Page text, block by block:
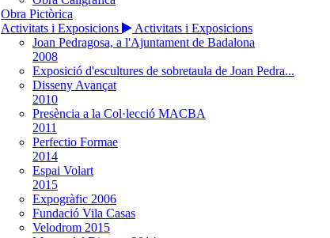
Obra Pictòrica
Activitats i Exposicions
Activitats i Exposicions
Joan Pedragosa, a l'Ajuntament de Badalona
2008
Exposició d'escultures de sobretaula de Joan Pedra...
Disseny Avançat
2010
Presència a la Col·lecció MACBA
2011
Perfectio Formae
2014
Espai Volart
2015
Expogràfic 2006
Fundació Vila Casas
Velodrom 2015